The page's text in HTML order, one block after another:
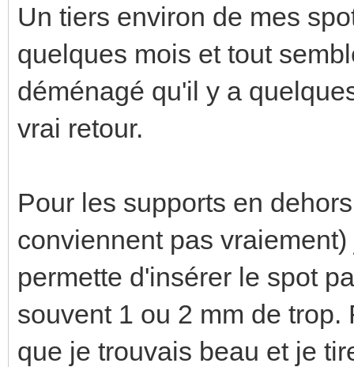
Un tiers environ de mes
quelques mois et tout
déménagé qu'il y a
vrai retour.
Pour les supports en
conviennent pas
permette d'insérer le spot
souvent 1 ou 2 mm de
que je trouvais beau et je